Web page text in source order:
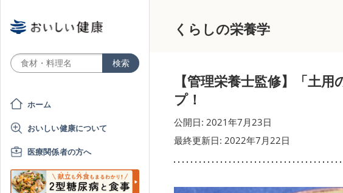
ホーム
おいしい健康について
医療関係者の方へ
くらしの栄養学
【管理栄養士監修】「土
プ！
公開日: 2021年7月23日
最終更新日: 2022年7月22日